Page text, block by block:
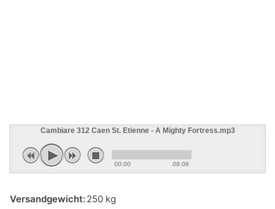
Cambiare 312 Caen St. Etienne - A Mighty Fortress.mp3
00:00 08:06
Versandgewicht:250 kg